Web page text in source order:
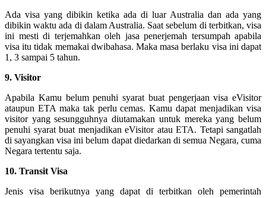
Ada visa yang dibikin ketika ada di luar Australia dan ada yang
dibikin waktu ada di dalam Australia. Saat sebelum di terbitkan, visa
ini mesti di terjemahkan oleh jasa penerjemah tersumpah apabila
visa itu tidak memakai dwibahasa. Maka masa berlaku visa ini dapat
1, 3 sampai 5 tahun.
9. Visitor
Apabila Kamu belum penuhi syarat buat pengerjaan visa eVisitor
ataupun ETA maka tak perlu cemas. Kamu dapat menjadikan visa
visitor yang sesungguhnya diutamakan untuk mereka yang belum
penuhi syarat buat menjadikan eVisitor atau ETA. Tetapi sangatlah
di sayangkan visa ini belum dapat diedarkan di semua Negara, cuma
Negara tertentu saja.
10. Transit Visa
Jenis visa berikutnya yang dapat di terbitkan oleh pemerintah